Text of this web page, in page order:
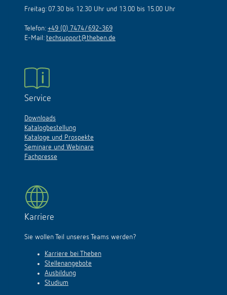
Freitag: 07.30 bis 12.30 Uhr und 13.00 bis 15.00 Uhr
Telefon: +49 (0) 7474/692-369
E-Mail: techsupport@theben.de
Service
Downloads
Katalogbestellung
Kataloge und Prospekte
Seminare und Webinare
Fachpresse
Karriere
Sie wollen Teil unseres Teams werden?
Karriere bei Theben
Stellenangebote
Ausbildung
Studium